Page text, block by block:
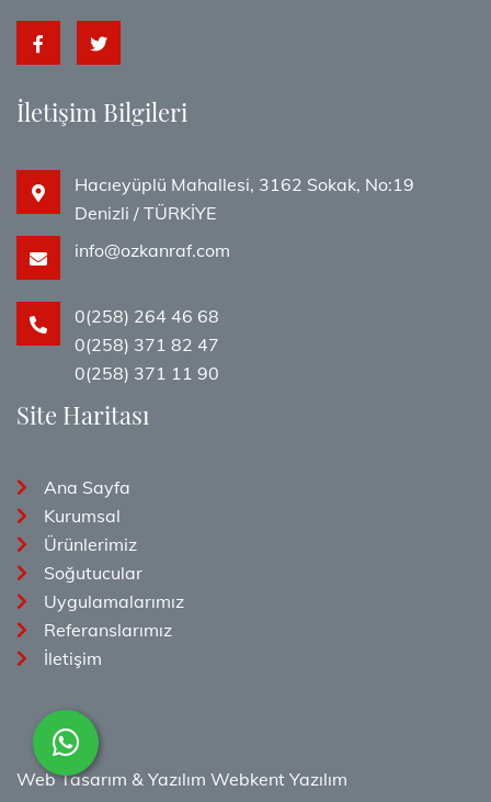
İletişim Bilgileri
Hacıeyüplü Mahallesi, 3162 Sokak, No:19
Denizli / TÜRKİYE
info@ozkanraf.com
0(258) 264 46 68
0(258) 371 82 47
0(258) 371 11 90
Site Haritası
Ana Sayfa
Kurumsal
Ürünlerimiz
Soğutucular
Uygulamalarımız
Referanslarımız
İletişim
Web Tasarım & Yazılım Webkent Yazılım